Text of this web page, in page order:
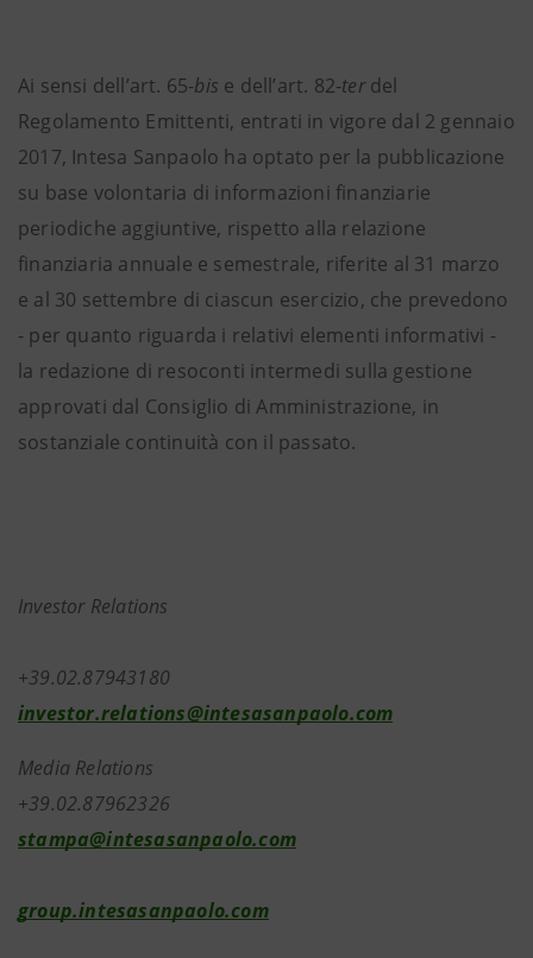
Ai sensi dell’art. 65-bis e dell’art. 82-terdel
Regolamento Emittenti, entrati in vigore dal 2 gennaio
2017, Intesa Sanpaolo ha optato per la pubblicazione
su base volontaria di informazioni finanziarie
periodiche aggiuntive, rispetto alla relazione
finanziaria annuale e semestrale, riferite al 31 marzo
e al 30 settembre di ciascun esercizio, che prevedono
- per quanto riguarda i relativi elementi informativi -
la redazione di resoconti intermedi sulla gestione
approvati dal Consiglio di Amministrazione, in
sostanziale continuità con il passato.
Investor Relations
investor.relations@intesasanpaolo.com
Media Relations
+39.02.87962326
stampa@intesasanpaolo.com
group.intesasanpaolo.com